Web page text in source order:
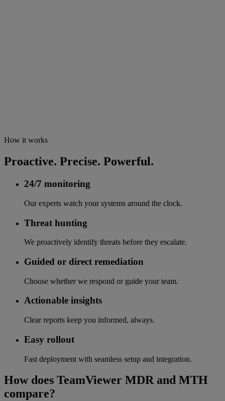
How it works
Proactive. Precise. Powerful.
24/7 monitoring
Our experts watch your systems around the clock.
Threat hunting
We proactively identify threats before they escalate.
Guided or direct remediation
Choose whether we respond or guide your team.
Actionable insights
Clear reports keep you informed, always.
Easy rollout
Fast deployment with seamless setup and integration.
How does TeamViewer MDR and MTH
compare?